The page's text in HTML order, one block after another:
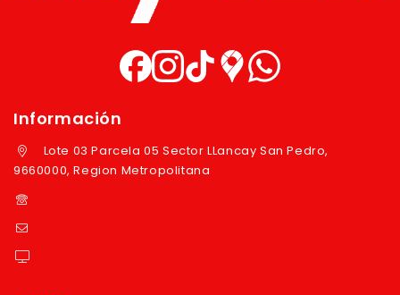
Información
Lote 03 Parcela 05 Sector LLancay San Pedro,
9660000, Region Metropolitana